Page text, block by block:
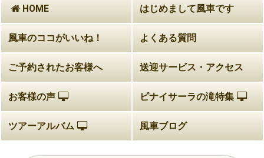
HOME はじめまして風車です
風車のココがいいね！ よくある質問
ご予約されたお客様へ 送迎サービス・アクセス
お客様の声 ピナイサーラの滝特集
ツアーアルバム 風車ブログ